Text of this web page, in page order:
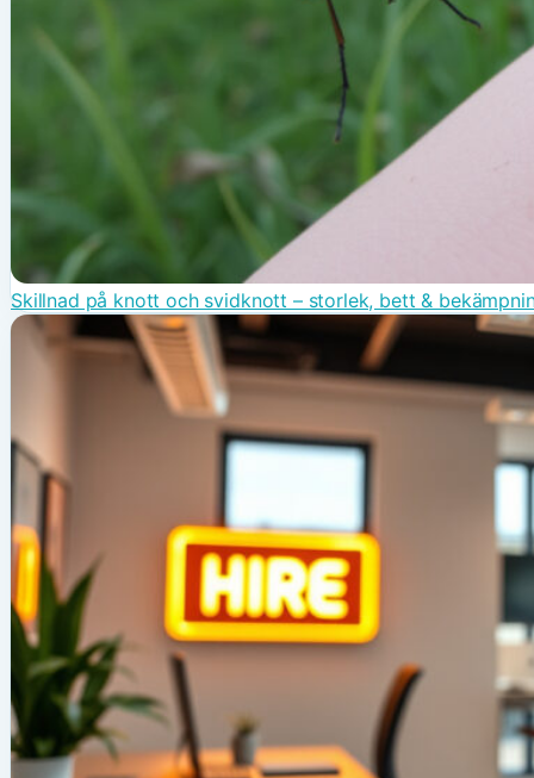
Skillnad på knott och svidknott – storlek, bett &